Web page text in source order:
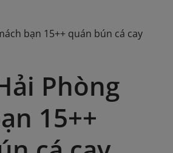
bạn 15++ quán bún cá cay
Phòng
15++